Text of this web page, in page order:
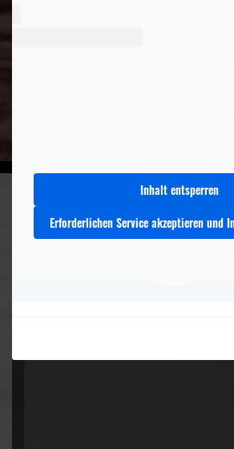
Inhalt entsperren
Erforderlichen Service akzeptieren und